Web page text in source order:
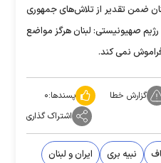
ضمن تقدیر از تلاش‌های جمهوری
صهیونیستی: لبنان هرگز مواضع
نمی کند.
گزارش خطا پسندها:۰
اشتراک گذاری
نبیه بری
ایران و لبنان